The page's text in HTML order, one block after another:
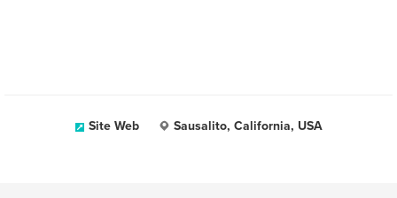
Site Web Sausalito, California, USA